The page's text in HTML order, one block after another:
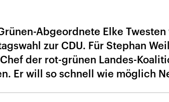
Abgeordnete Elke
zur CDU. Für Stephan
der rot-grünen Landes-
Er will so schnell wie möglich